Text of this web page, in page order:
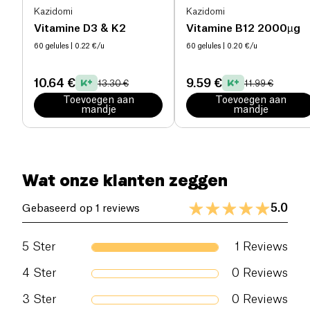
Kazidomi
Vitamine D3 & K2
60 gelules | 0.22 €/u
10.64 € 13.30 €
Toevoegen aan
mandje
Kazidomi
Vitamine B12 2000µg
60 gelules | 0.20 €/u
9.59 € 11.99 €
Toevoegen aan
mandje
Het product onderscheidt zich ook door zijn
versterkte natuurlijkheid
: quercetine uit Sophora
japonica, natuurlijke vitaminen D3 en E, en het
kleurstoffen. Permacolon Goud is de
voorkeurskeuze voor degenen die op natuurlijke en
effectieve wijze een gezonde darmfunctie willen
behouden.
Wat onze klanten zeggen
Gebaseerd op 1 reviews 5.0
5 Ster 1 Reviews
4 Ster 0 Reviews
3 Ster 0 Reviews